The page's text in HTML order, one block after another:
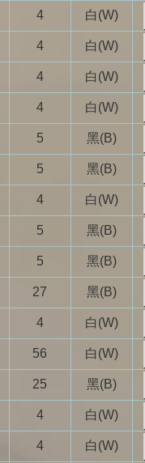
4 白(W)
4 白(W)
4 白(W)
4 白(W)
5 黑(B)
5 黑(B)
4 白(W)
5 黑(B)
5 黑(B)
27 黑(B)
4 白(W)
56 白(W)
25 黑(B)
4 白(W)
4 白(W)